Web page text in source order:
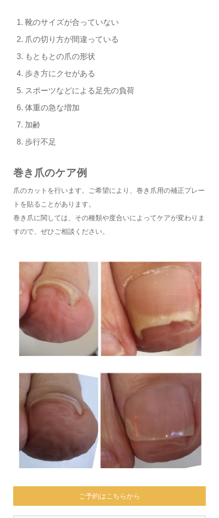
靴のサイズが合っていない
爪の切り方が間違っている
もともとの爪の形状
歩き方にクセがある
スポーツなどによる足先の負荷
体重の急な増加
加齢
歩行不足
巻き爪のケア例
爪のカットを行います。ご希望により、巻き爪用の補正プレー
トを貼ることがあります。
巻き爪に関しては、その種類や度合いによってケアが変わりま
すので、ぜひご相談ください。
ご予約はこちらから